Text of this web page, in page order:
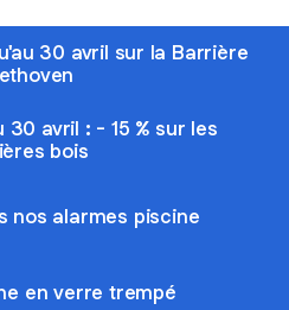
30 avril sur la Barrière
30 avril : - 15 % sur les
bois
nos alarmes piscine
en verre trempé